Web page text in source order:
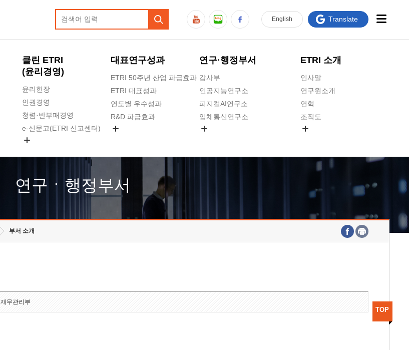
클린 ETRI
(윤리경영)
윤리헌장
인권경영
청렴·반부패경영
e-신문고(ETRI 신고센터)
고객의소리
수의계약 현황
대표연구성과
ETRI 50주년 산업 파급효과
ETRI 대표성과
연도별 우수성과
R&D 파급효과
연구·행정부서
감사부
인공지능연구소
피지컬AI연구소
입체통신연구소
호남권연구본부
기획본부
ETRI 소개
인사말
연구원소개
연혁
조직도
연구원 고객헌장
주요업무연락처
English Translate
연구ㆍ행정부서
부서 소개
재무관리부
TOP